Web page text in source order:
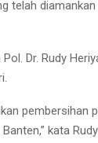
telah
Pol. Dr. Rudy
kata